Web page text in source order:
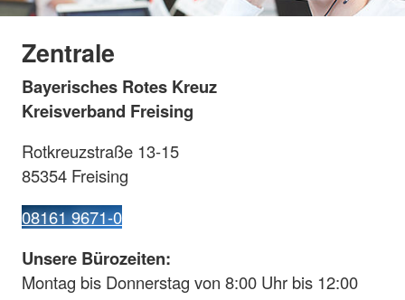
Zentrale
Bayerisches Rotes Kreuz
Kreisverband Freising
Rotkreuzstraße 13-15
85354 Freising
08161 9671-0
Unsere Bürozeiten:
Montag bis Donnerstag von 8:00 Uhr bis 12:00